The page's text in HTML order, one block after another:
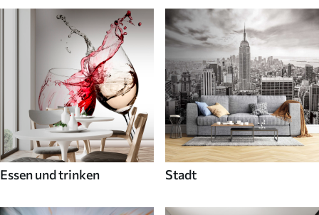
Essen und trinken Stadt